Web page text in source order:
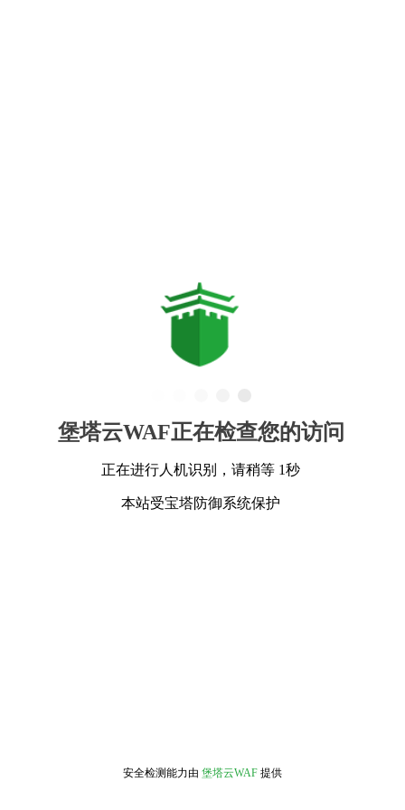
堡塔云WAF正在检查您的访问
正在进行人机识别，请稍等 1秒
本站受宝塔防御系统保护
安全检测能力由 堡塔云WAF 提供